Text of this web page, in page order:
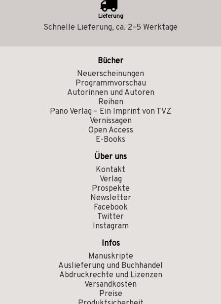
Lieferung
Schnelle Lieferung, ca. 2–5 Werktage
Bücher
Neuerscheinungen
Programmvorschau
Autorinnen und Autoren
Reihen
Pano Verlag – Ein Imprint von TVZ
Vernissagen
Open Access
E-Books
Über uns
Kontakt
Verlag
Prospekte
Newsletter
Facebook
Twitter
Instagram
Infos
Manuskripte
Auslieferung und Buchhandel
Abdruckrechte und Lizenzen
Versandkosten
Preise